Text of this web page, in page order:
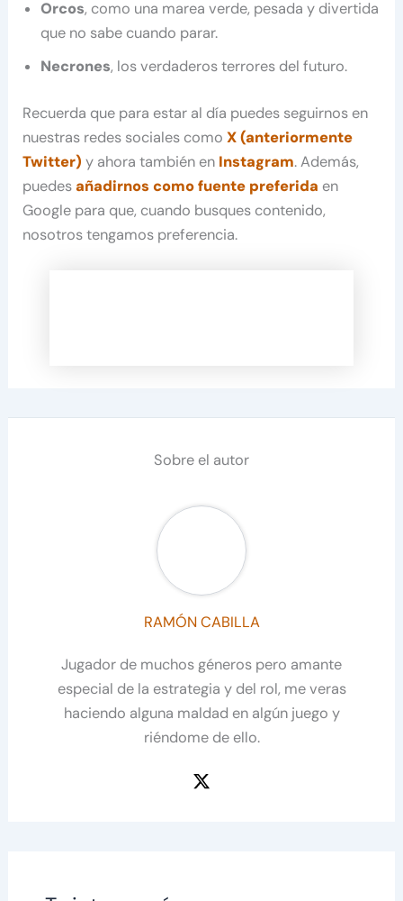
Orcos, como una marea verde, pesada y divertida
que no sabe cuando parar.
Necrones, los verdaderos terrores del futuro.
Recuerda que para estar al día puedes seguirnos en
nuestras redes sociales comoX (anteriormente
Twitter) y ahora también en Instagram. Además,
puedesañadirnos como fuente preferida en
Google para que, cuando busques contenido,
nosotros tengamos preferencia.
Sobre el autor
RAMÓN CABILLA
Jugador de muchos géneros pero amante
especial de la estrategia y del rol, me veras
haciendo alguna maldad en algún juego y
riéndome de ello.